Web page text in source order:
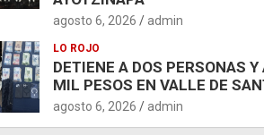
agosto 6, 2026 admin
LO ROJO
DETIENE A DOS PERSONAS
MIL PESOS EN VALLE DE
agosto 6, 2026 admin